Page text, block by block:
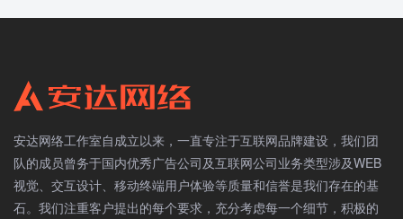
安达网络工作室自成立以来，一直专注于互联网品牌建设，我们团
队的成员曾务于国内优秀广告公司及互联网公司业务类型涉及WEB
视觉、交互设计、移动终端用户体验等质量和信誉是我们存在的基
石。我们注重客户提出的每个要求，充分考虑每一个细节，积极的